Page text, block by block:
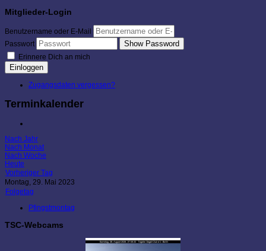
Mitglieder-Login
Benutzername oder E-Mail
Passwort
Show Password
Erinnere Dich an mich
Einloggen
Zugangsdaten vergessen?
Terminkalender
Nach Jahr
Nach Monat
Nach Woche
Heute
Vorheriger Tag
Montag, 29. Mai 2023
Folgetag
Pfingstmontag
TSC-Webcams